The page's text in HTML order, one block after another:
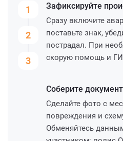
1
2
3
Зафиксируйте
Сразу включите
поставьте знак,
пострадал. При
скорую помощь и
Соберите
Сделайте фото с
повреждения и
Обменяйтесь